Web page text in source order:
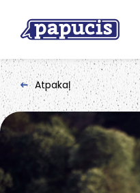
Atpakaļ